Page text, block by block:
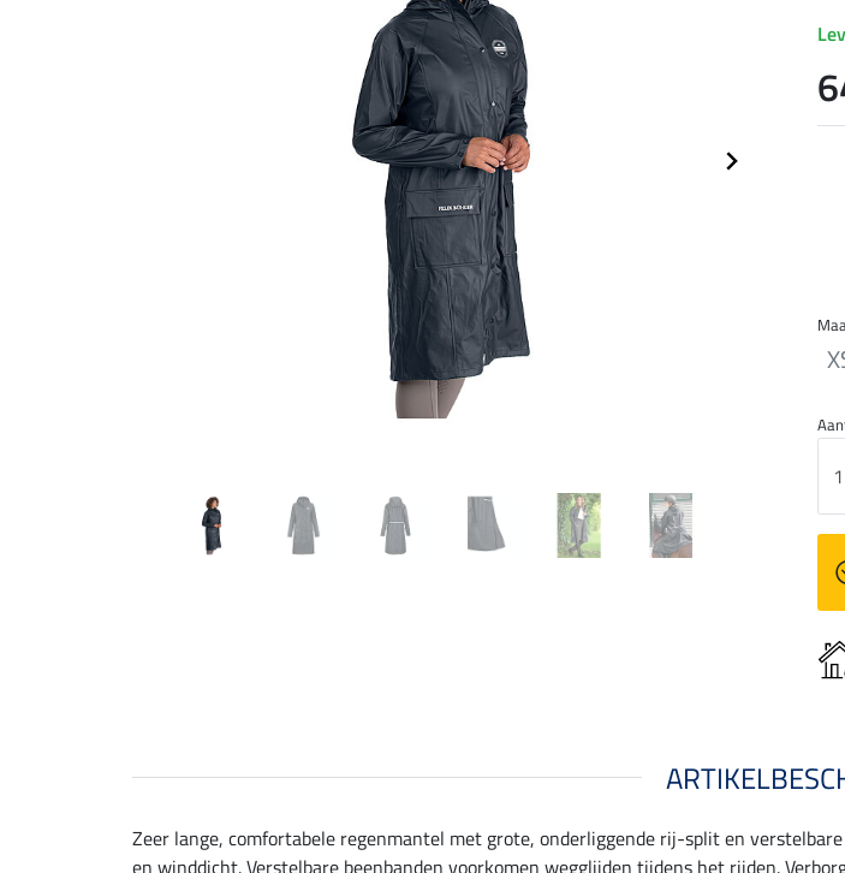
Zeer lange, comfortabele regenmantel met grote, onderliggende rij-split en
en winddicht. Verstelbare beenbanden voorkomen wegglijden tijdens het rijden.